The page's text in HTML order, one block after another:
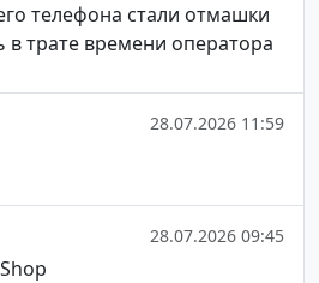
телефона стали отмашки
в трате времени оператора
28.07.2026 11:59
28.07.2026 09:45